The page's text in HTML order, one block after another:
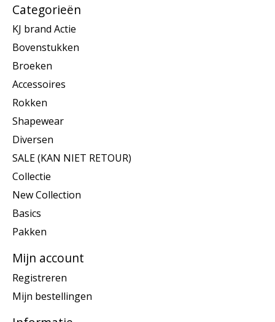
Categorieën
KJ brand Actie
Bovenstukken
Broeken
Accessoires
Rokken
Shapewear
Diversen
SALE (KAN NIET RETOUR)
Collectie
New Collection
Basics
Pakken
Mijn account
Registreren
Mijn bestellingen